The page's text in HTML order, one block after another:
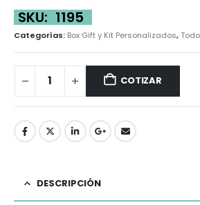
SKU: 1195
Categorías: Box Gift y Kit Personalizados,
COTIZAR
DESCRIPCIÓN